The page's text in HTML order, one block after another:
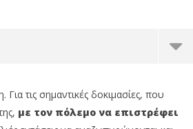
τις σημαντικές δοκιμασίες, που
με τον πόλεμο να επιστρέφει